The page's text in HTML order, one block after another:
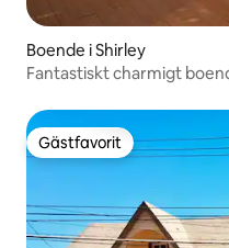
Boende i Shirley
Fantastiskt charmigt
Gästfavorit
Gästfavorit